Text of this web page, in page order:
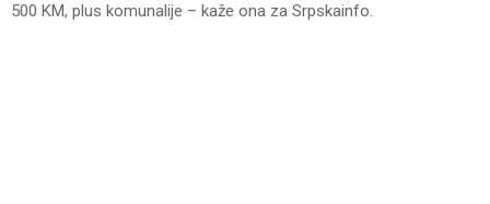
500 KM, plus komunalije – kaže ona za Srpskainfo.